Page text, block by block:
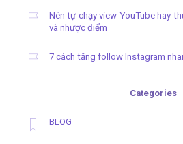
Nên tự chạy view YouTube hay
và nhược điểm
7 cách tăng follow Instagram
Categories
BLOG